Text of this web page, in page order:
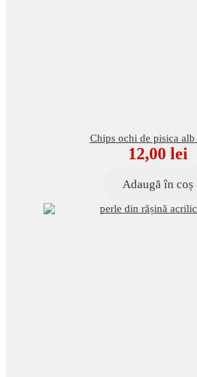
Chips ochi de pisica alb
12,00 lei
Adaugă în coș